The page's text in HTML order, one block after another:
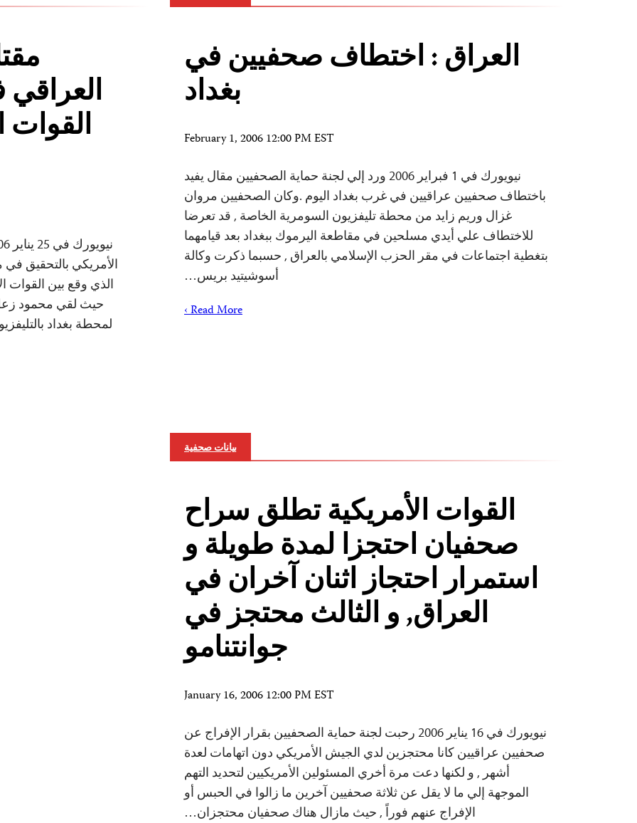
العراق : اختطاف صحفيين في
بغداد
February 1, 2006 12:00 PM EST
نيويورك في 1 فبراير 2006 ورد إلي لجنة حماية الصحفيين مقال يفيد
باختطاف صحفيين عراقيين في غرب بغداد اليوم .وكان الصحفيين مروان
غزال وريم زايد من محطة تليفزيون السومرية الخاصة , قد تعرضا
للاختطاف علي أيدي مسلحين في مقاطعة اليرموك ببغداد بعد قيامهما
بتغطية اجتماعات في مقر الحزب الإسلامي بالعراق , حسبما ذكرت وكالة
أسوشيتيد بريس…
Read More ›
العراقي
القوات
الأمريكي بالتحقيق في
الذي وقع بين القوات
لمحطة بغداد
بيانات صحفية
القوات الأمريكية تطلق سراح
صحفيان احتجزا لمدة طويلة و
استمرار احتجاز اثنان آخران في
العراق, و الثالث محتجز في
جوانتنامو
January 16, 2006 12:00 PM EST
نيويورك في 16 يناير 2006 رحبت لجنة حماية الصحفيين بقرار الإفراج عن
صحفيين عراقيين كانا محتجزين لدي الجيش الأمريكي دون اتهامات لعدة
أشهر , و لكنها دعت مرة أخري المسئولين الأمريكيين لتحديد التهم
الموجهة إلي ما لا يقل عن ثلاثة صحفيين آخرين ما زالوا في الحبس أو
الإفراج عنهم فوراً , حيث مازال هناك صحفيان محتجزان…